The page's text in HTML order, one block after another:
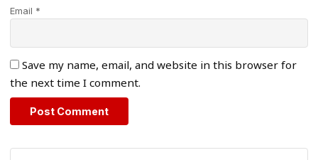
Email *
Save my name, email, and website in this browser for
the next time I comment.